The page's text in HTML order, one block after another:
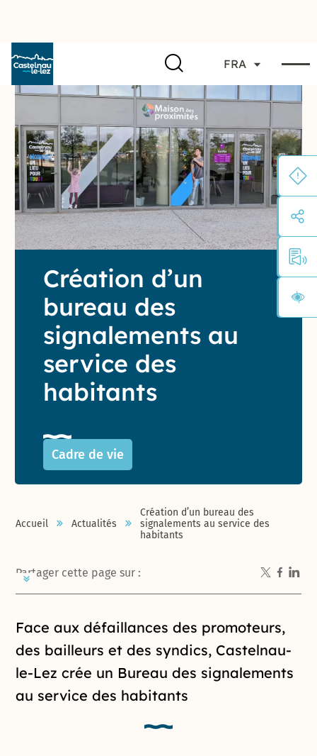
FRA
Création d’un
bureau des
signalements au
service des
habitants
Cadre de vie
Accueil Actualités
Création d’un bureau des
signalements au service des
habitants
Partager cette page sur :
Introduction de la page
Face aux défaillances des promoteurs,
des bailleurs et des syndics, Castelnau-
le-Lez crée un Bureau des signalements
au service des habitants